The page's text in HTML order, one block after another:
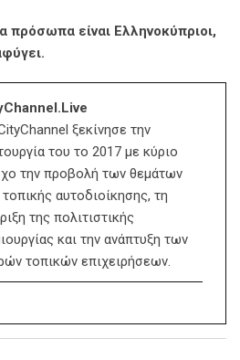
πρόσωπα είναι Ελληνοκύπριοι,
ξεκίνησε την
του το 2017 με κύριο
την προβολή των θεμάτων
αυτοδιοίκησης, τη
της πολιτιστικής
και την ανάπτυξη των
τοπικών επιχειρήσεων.